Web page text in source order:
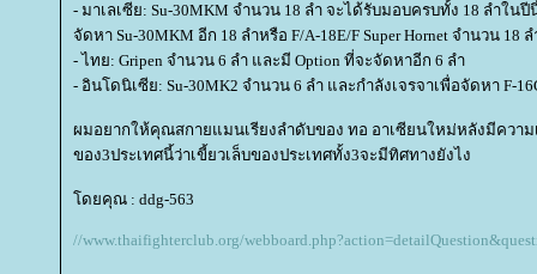
- มาเลเซีย: Su-30MKM จำนวน 18 ลำ จะได้รับมอบครบทั้ง 18 ลำใน
จัดหา Su-30MKM อีก 18 ลำหรือ F/A-18E/F Super Hornet จำนวน 18 ล
- ไทย: Gripen จำนวน 6 ลำ และมี Option ที่จะจัดหาอีก 6 ลำ
- อินโดนิเซีย: Su-30MK2 จำนวน 6 ลำ และกำลังเจรจาเพื่อจัดหา F-
ผมอยากให้คุณสกายแมนเรียงลําดับของ ทอ อาเซียนใหม่หลังมีความ
ของ3ประเทศนี้ว่าเขี้ยวเล็บของประเทศทั้ง3จะมีทิศทางยังไง
ดยคุณ : ddg-563
//www.thaifighterclub.org/